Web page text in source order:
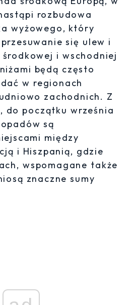
rozbudowa
wyżowego, który
się ulew i
i wschodniej
będą często
w regionach
zachodnich. Z
do początku września
są
między
i Hiszpanią, gdzie
wspomagane także
znaczne sumy